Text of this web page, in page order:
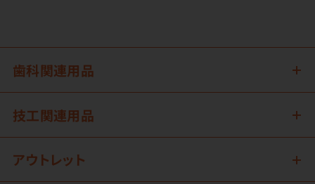
歯科関連用品
技工関連用品
アウトレット